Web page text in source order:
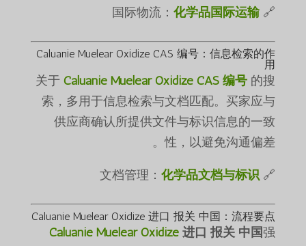
🔗 国际物流：
化学品国际运输
Caluanie Muelear Oxidize CAS 编号：信息检索的作
用
关于Caluanie Muelear Oxidize CAS 编号 的搜
索，多用于信息检索与文档匹配。买家应与
供应商确认所提供文件与标识信息的一致
性，以避免沟通偏差。
🔗 文档管理：
化学品文档与标识
Caluanie Muelear Oxidize 进口 报关 中国：流程要点
Caluanie Muelear Oxidize 进口 报关 中国强